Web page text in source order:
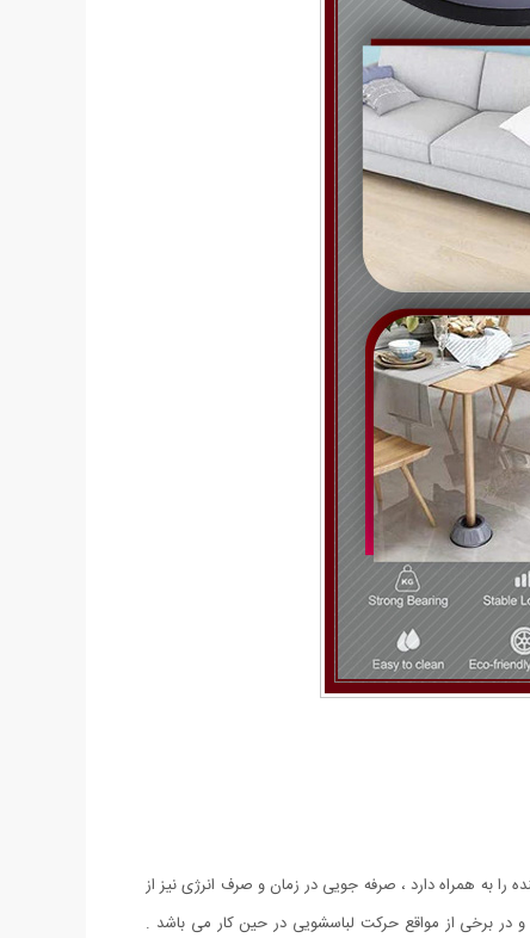
به همراه دارد ، صرفه جویی در زمان و صرف انرژی نیز از
و در برخی از مواقع حرکت لباسشویی در حین کار می باشد .